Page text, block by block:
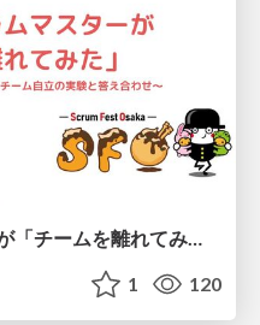
育休前にスクラムマスターが「チームを離れてみた」〜5ヶ月の育児休暇の前後で行った、チーム自立の実験と答え合わせ〜/ An experiment in which I stepped away from the Scrum Master team before taking parental leave.
1 120